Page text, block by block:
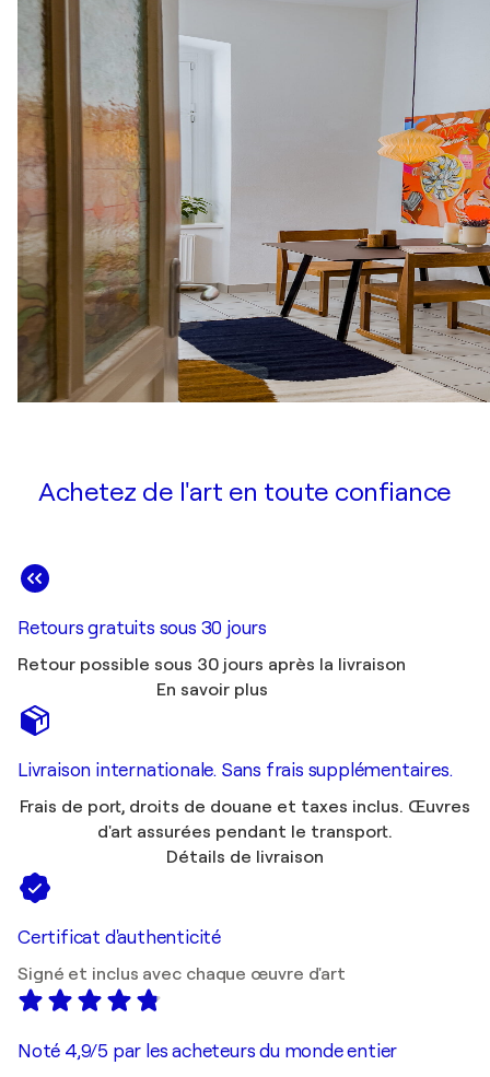
Achetez de l'art en toute confiance
Retours gratuits sous 30 jours
Retour possible sous 30 jours après la livraison
En savoir plus
Livraison internationale. Sans frais supplémentaires.
Frais de port, droits de douane et taxes inclus. Œuvres
d'art assurées pendant le transport.
Détails de livraison
Certificat d'authenticité
Signé et inclus avec chaque œuvre d'art
Noté 4,9/5 par les acheteurs du monde entier